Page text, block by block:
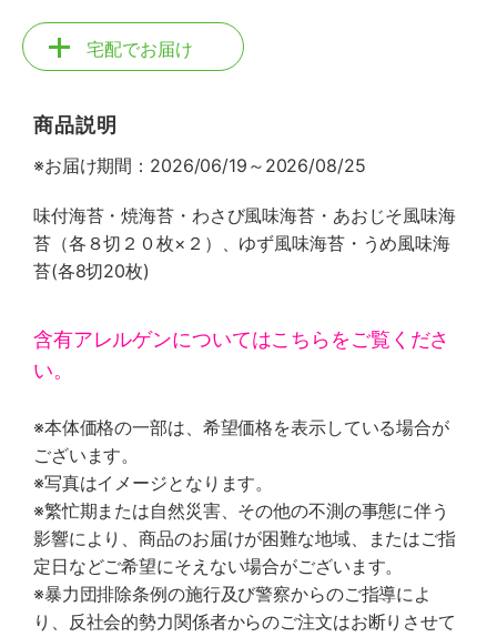
宅配でお届け
商品説明
※お届け期間：2026/06/19～2026/08/25
味付海苔・焼海苔・わさび風味海苔・あおじそ風味海
苔（各８切２０枚×２）、ゆず風味海苔・うめ風味海
苔(各8切20枚)
含有アレルゲンについてはこちらをご覧くださ
い。
※本体価格の一部は、希望価格を表示している場合が
ございます。
※写真はイメージとなります。
※繁忙期または自然災害、その他の不測の事態に伴う
影響により、商品のお届けが困難な地域、またはご指
定日などご希望にそえない場合がございます。
※暴力団排除条例の施行及び警察からのご指導によ
り、反社会的勢力関係者からのご注文はお断りさせて